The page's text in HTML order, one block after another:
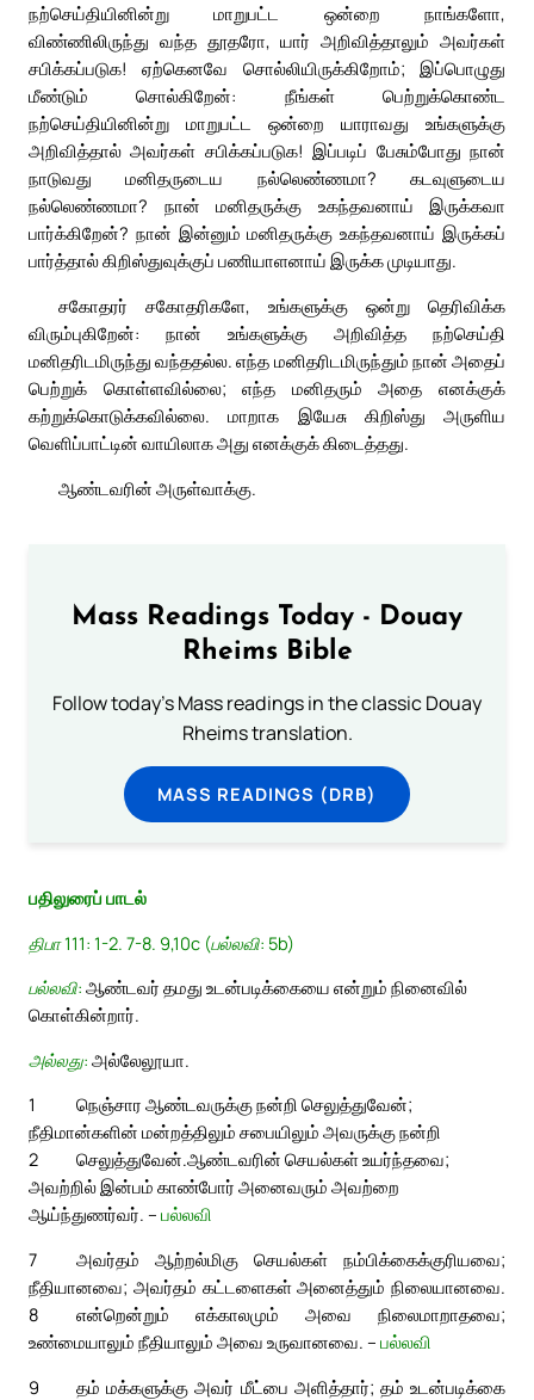
நற்செய்தியினின்று மாறுபட்ட ஒன்றை நாங்களோ,
விண்ணிலிருந்து வந்த தூதரோ, யார் அறிவித்தாலும் அவர்கள்
சபிக்கப்படுக! ஏற்கெனவே சொல்லியிருக்கிறோம்; இப்பொழுது
மீண்டும் சொல்கிறேன்: நீங்கள் பெற்றுக்கொண்ட
நற்செய்தியினின்று மாறுபட்ட ஒன்றை யாராவது உங்களுக்கு
அறிவித்தால் அவர்கள் சபிக்கப்படுக! இப்படிப் பேசும்போது நான்
நாடுவது மனிதருடைய நல்லெண்ணமா? கடவுளுடைய
நல்லெண்ணமா? நான் மனிதருக்கு உகந்தவனாய் இருக்கவா
பார்க்கிறேன்? நான் இன்னும் மனிதருக்கு உகந்தவனாய் இருக்கப்
பார்த்தால் கிறிஸ்துவுக்குப் பணியாளனாய் இருக்க முடியாது.
சகோதரர் சகோதரிகளே, உங்களுக்கு ஒன்று தெரிவிக்க
விரும்புகிறேன்: நான் உங்களுக்கு அறிவித்த நற்செய்தி
மனிதரிடமிருந்து வந்ததல்ல. எந்த மனிதரிடமிருந்தும் நான் அதைப்
பெற்றுக் கொள்ளவில்லை; எந்த மனிதரும் அதை எனக்குக்
கற்றுக்கொடுக்கவில்லை. மாறாக இயேசு கிறிஸ்து அருளிய
வெளிப்பாட்டின் வாயிலாக அது எனக்குக் கிடைத்தது.
ஆண்டவரின் அருள்வாக்கு.
Mass Readings Today - Douay
Rheims Bible
Follow today's Mass readings in the classic Douay
Rheims translation.
MASS READINGS (DRB)
பதிலுரைப் பாடல்
திபா 111: 1-2. 7-8. 9,10c (பல்லவி: 5b)
பல்லவி: ஆண்டவர் தமது உடன்படிக்கையை என்றும் நினைவில்
கொள்கின்றார்.
அல்லது: அல்லேலூயா.
1
நெஞ்சார ஆண்டவருக்கு நன்றி செலுத்துவேன்;
நீதிமான்களின் மன்றத்திலும் சபையிலும் அவருக்கு நன்றி
செலுத்துவேன்.
2
ஆண்டவரின் செயல்கள் உயர்ந்தவை;
அவற்றில் இன்பம் காண்போர் அனைவரும் அவற்றை
ஆய்ந்துணர்வர். – பல்லவி
7
அவர்தம் ஆற்றல்மிகு செயல்கள் நம்பிக்கைக்குரியவை;
நீதியானவை; அவர்தம் கட்டளைகள் அனைத்தும் நிலையானவை.
8
என்றென்றும் எக்காலமும் அவை நிலைமாறாதவை;
உண்மையாலும் நீதியாலும் அவை உருவானவை. – பல்லவி
9
தம் மக்களுக்கு அவர் மீட்பை அளித்தார்; தம் உடன்படிக்கை